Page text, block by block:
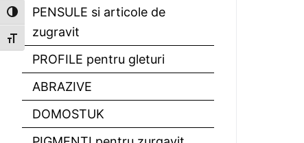
Toggle High Contrast
Toggle Font size
PENSULE si articole de
zugravit
PROFILE pentru gleturi
ABRAZIVE
DOMOSTUK